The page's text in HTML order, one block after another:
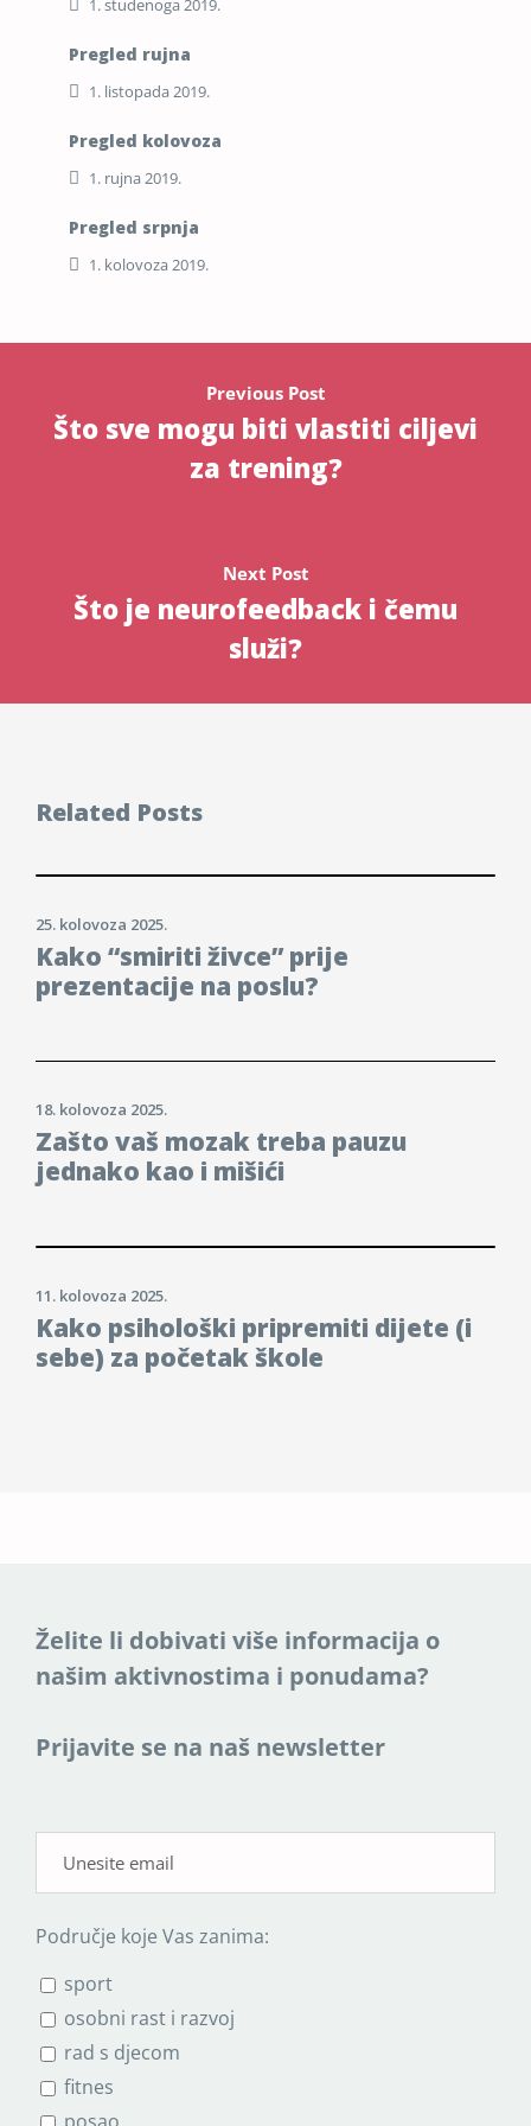
1. studenoga 2019.
Pregled rujna
1. listopada 2019.
Pregled kolovoza
1. rujna 2019.
Pregled srpnja
1. kolovoza 2019.
Previous Post
Što sve mogu biti vlastiti ciljevi
za trening?
Next Post
Što je neurofeedback i čemu
služi?
Related Posts
25. kolovoza 2025.
Kako “smiriti živce” prije
prezentacije na poslu?
18. kolovoza 2025.
Zašto vaš mozak treba pauzu
jednako kao i mišići
11. kolovoza 2025.
Kako psihološki pripremiti dijete (i
sebe) za početak škole
Želite li dobivati više informacija o
našim aktivnostima i ponudama?
Prijavite se na naš newsletter
Područje koje Vas zanima:
sport
osobni rast i razvoj
rad s djecom
fitnes